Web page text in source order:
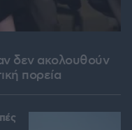
δεν ακολουθούν
πορεία